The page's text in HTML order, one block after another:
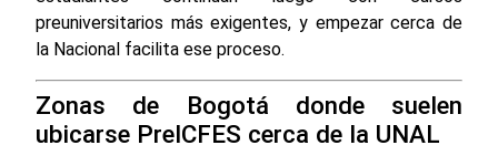
preuniversitarios más exigentes, y empezar cerca de
la Nacional facilita ese proceso.
Zonas de Bogotá donde suelen
ubicarse PreICFES cerca de la UNAL